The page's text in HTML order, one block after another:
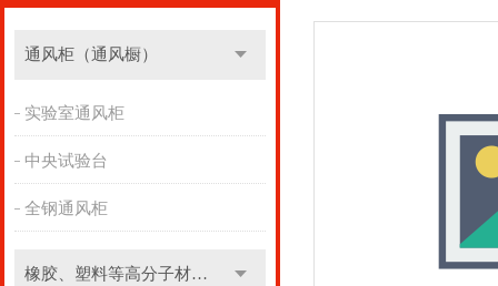
通风柜（通风橱）
实验室通风柜
中央试验台
全钢通风柜
橡胶、塑料等高分子材料实验设备